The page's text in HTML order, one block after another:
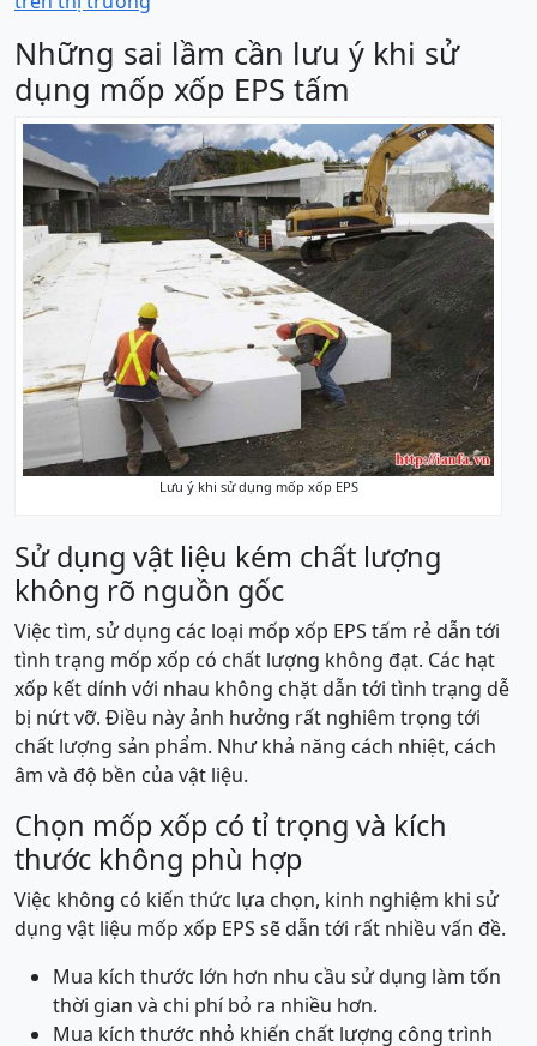
Những sai lầm cần lưu ý khi sử
dụng mốp xốp EPS tấm
Lưu ý khi sử dụng mốp xốp EPS
Sử dụng vật liệu kém chất lượng
không rõ nguồn gốc
Việc tìm, sử dụng các loại mốp xốp EPS tấm rẻ dẫn tới
tình trạng mốp xốp có chất lượng không đạt. Các hạt
xốp kết dính với nhau không chặt dẫn tới tình trạng dễ
bị nứt vỡ. Điều này ảnh hưởng rất nghiêm trọng tới
chất lượng sản phẩm. Như khả năng cách nhiệt, cách
âm và độ bền của vật liệu.
Chọn mốp xốp có tỉ trọng và kích
thước không phù hợp
Việc không có kiến thức lựa chọn, kinh nghiệm khi sử
dụng vật liệu mốp xốp EPS sẽ dẫn tới rất nhiều vấn đề.
Mua kích thước lớn hơn nhu cầu sử dụng làm tốn
thời gian và chi phí bỏ ra nhiều hơn.
Mua kích thước nhỏ khiến chất lượng công trình